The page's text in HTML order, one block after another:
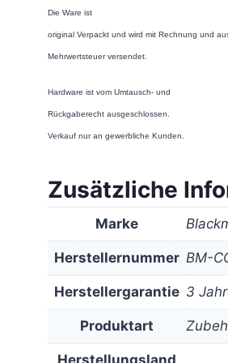
Die Ware ist
original Verpackt und wird mit Rechnung und
Mehrwertsteuer versendet.
Hardware ist vom Umtausch- und
Rückgaberecht ausgeschlossen.
Verkauf nur an gewerbliche Kunden.
Zusätzliche
Marke
Herstellernummer BM-
Herstellergarantie 3
Produktart